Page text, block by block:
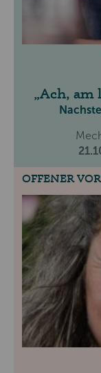
Ach, am
OFFENER